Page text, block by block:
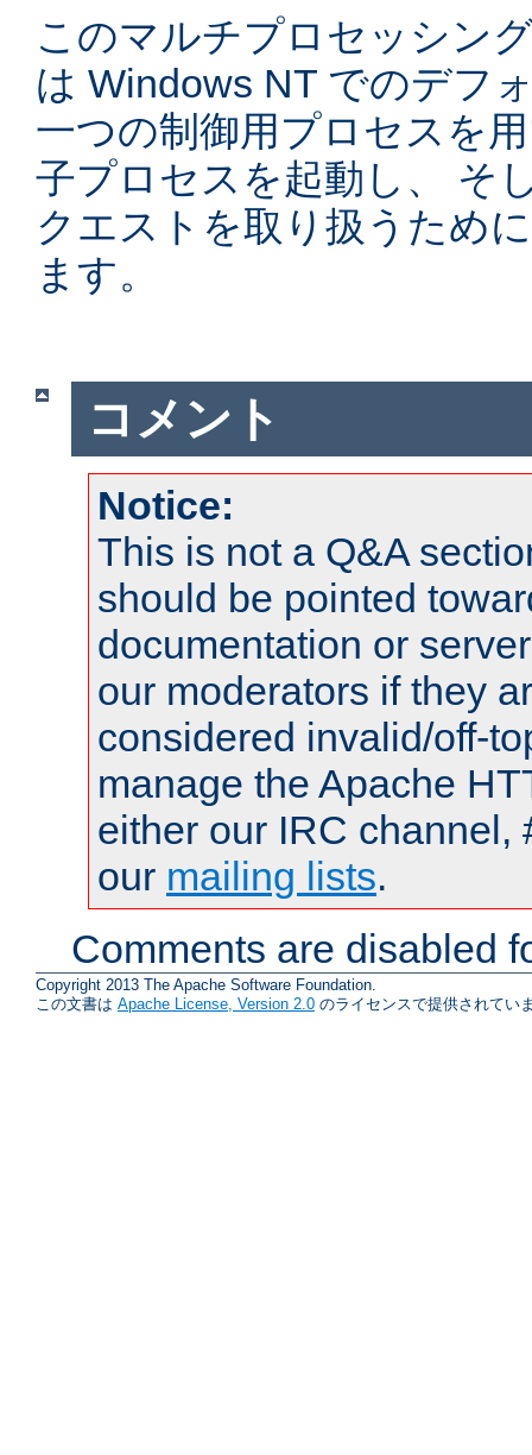
このマルチプロセッシン
は Windows NT でのデフ
一つの制御用プロセスを
子プロセスを起動し、 そ
クエストを取り扱うため
ます。
コメント
Notice:
This is not a Q&A
should be pointed
documentation or
our moderators if they
considered invalid/off-
manage the Apache
either our IRC channel,
our mailing lists.
Comments are disabled
Copyright 2013 The Apache Software Foundation.
この文書は Apache License, Version 2.0 のライセンスで提供されてい